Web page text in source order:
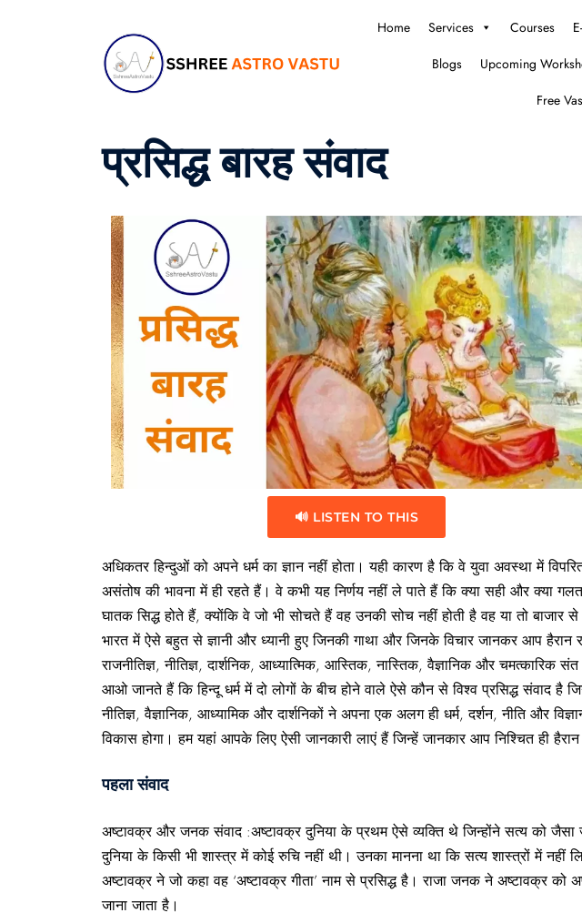
Home Services Courses
Blogs
Upcoming
Free
प्रसिद्ध बारह संवाद
🔊 LISTEN TO THIS
अधिकतर हिन्दुओं को अपने धर्म का ज्ञान नहीं होता। यही कारण है कि वे युवा अवस्था में
असंतोष की भावना में ही रहते हैं। वे कभी यह निर्णय नहीं ले पाते हैं कि क्या सही और क्या
घातक सिद्ध होते हैं, क्योंकि वे जो भी सोचते हैं वह उनकी सोच नहीं होती है वह या तो बाजार
भारत में ऐसे बहुत से ज्ञानी और ध्यानी हुए जिनकी गाथा और जिनके विचार जानकर आप हैरान
राजनीतिज्ञ, नीतिज्ञ, दार्शनिक, आध्यात्मिक, आस्तिक, नास्तिक, वैज्ञानिक और चमत्कारिक
आओ जानते हैं कि हिन्दू धर्म में दो लोगों के बीच होने वाले ऐसे कौन से विश्‍व प्रसिद्ध संवाद है
नीतिज्ञ, वैज्ञानिक, आध्यामिक और दार्शनिकों ने अपना एक अलग ही धर्म, दर्शन, नीति और
विकास होगा। हम यहां आपके लिए ऐसी जानकारी लाएं हैं जिन्हें जानकार आप निश्‍चित ही
पहला संवाद
अष्टावक्र और जनक संवाद :अष्टावक्र दुनिया के प्रथम ऐसे व्यक्ति थे जिन्होंने सत्य को जैसा
दुनिया के किसी भी शास्त्र में कोई रुचि नहीं थी। उनका मानना था कि सत्य शास्त्रों में नहीं
अष्टावक्र ने जो कहा वह ‘अष्टावक्र गीता’ नाम से प्रसिद्ध है। राजा जनक ने अष्टावक्र
जाना जाता है।